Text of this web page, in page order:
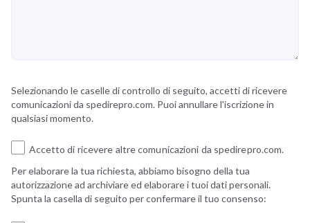
Selezionando le caselle di controllo di seguito, accetti di ricevere
comunicazioni da spedirepro.com. Puoi annullare l'iscrizione in
qualsiasi momento.
Accetto di ricevere altre comunicazioni da spedirepro.com.
Per elaborare la tua richiesta, abbiamo bisogno della tua
autorizzazione ad archiviare ed elaborare i tuoi dati personali.
Spunta la casella di seguito per confermare il tuo consenso: